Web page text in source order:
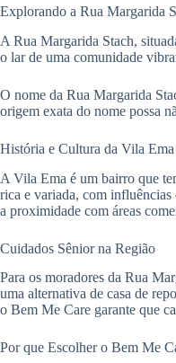
Explorando a Rua Margarida
A Rua Margarida Stach,
o lar de uma comunidade
O nome da Rua Margarida
origem exata do nome possa
História e Cultura da Vila Ema
A Vila Ema é um bairro que
rica e variada, com influências
a proximidade com áreas
Cuidados Sênior na Região
Para os moradores da Rua
uma alternativa de casa de
o Bem Me Care garante que
Por que Escolher o Bem Me